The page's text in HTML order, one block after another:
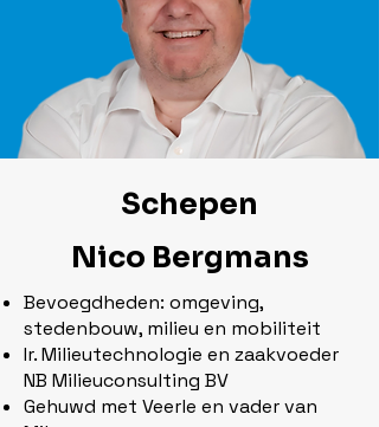
Schepen
Nico Bergmans
Bevoegdheden: omgeving,
stedenbouw, milieu en mobiliteit
Ir. Milieutechnologie en zaakvoeder
NB Milieuconsulting BV
Gehuwd met Veerle en vader van